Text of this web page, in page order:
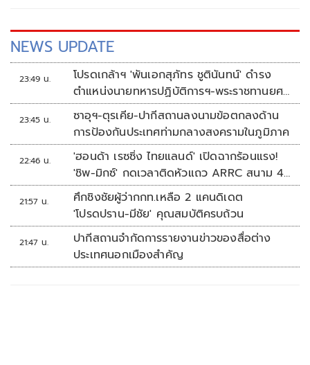
NEWS UPDATE
23:49 น.
โปรดเกล้าฯ 'พันเอกสุภัทร ชูตินันทน์' ดำรง
ตำแหน่งนายทหารปฏิบัติการฯ-พระราชทานยศ
'พลตรี'
23:45 น.
ซาอุฯ-ตุรเคีย-ปากีสถานลงนามข้อตกลงด้าน
การป้องกันประเทศท่ามกลางสงครามในภูมิภาค
22:46 น.
'ฮอนด้า เรซซิ่ง ไทยแลนด์' เปิดฉากร้อนแรง!
'ชิพ-มิกซ์' กดเวลาติดหัวแถว ARRC สนาม 4
ที่มัลดาลิกา
21:57 น.
ศึกชิงชัยผู้ว่ากกท.เหลือ 2 แคนดิเดต
'โปรดปราน-มีชัย' คุณสมบัติครบถ้วน
21:47 น.
ปากีสถานจำกัดการรายงานข่าวของสื่อต่าง
ประเทศนอกเมืองสำคัญ